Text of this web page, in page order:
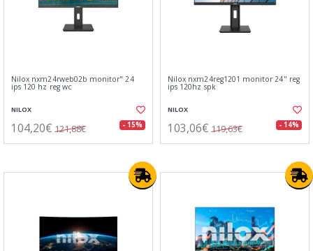
Nilox nxm24rweb02b monitor" 24
ips 120 hz reg wc
NILOX
104,20€ 121,88€ - 15%
Nilox nxm24reg1201 monitor 24" reg
ips 120hz spk
NILOX
103,06€ 119,63€ - 14%